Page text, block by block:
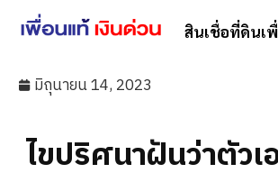
สินเชื่อที่ดินเ
มิถุนายน 14, 2023
ไขปริศนาฝันว่าตัวเ